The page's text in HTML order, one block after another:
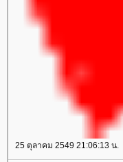
25 ตุลาคม 2549 21:06:13 น.